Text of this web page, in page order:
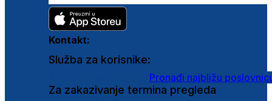
Kontakt:
Služba za korisnike:
Pronađi najbližu
Za zakazivanje termina pregleda